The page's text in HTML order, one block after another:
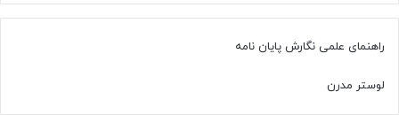
راهنمای علمی نگارش پایان نامه
لوستر مدرن